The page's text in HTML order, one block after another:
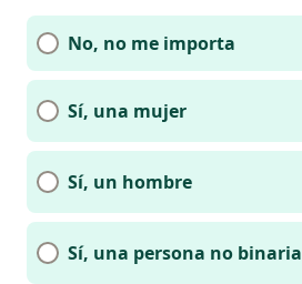
No, no me importa
Sí, una mujer
Sí, un hombre
Sí, una persona no binaria